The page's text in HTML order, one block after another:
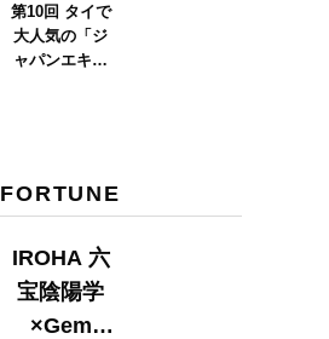
第10回 タイで
大人気の「ジ
ャパンエキス
FORTUNE
IROHA 六
宝陰陽学
×Gem